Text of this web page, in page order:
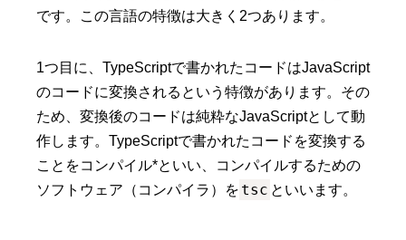
です。この言語の特徴は大きく2つあります。
1つ目に、TypeScriptで書かれたコードはJavaScript
のコードに変換されるという特徴があります。その
ため、変換後のコードは純粋なJavaScriptとして動
作します。TypeScriptで書かれたコードを変換する
ことをコンパイル*といい、コンパイルするための
ソフトウェア（コンパイラ）を tsc といいます。